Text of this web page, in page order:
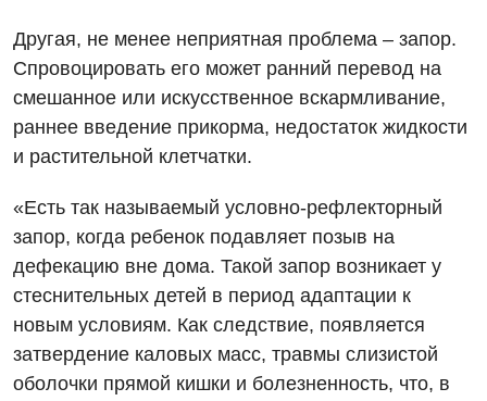
Детская неврология
Детская ортопедия и травматология
Детская оториноларингология
Детская урология
Детская хирургия
Детская эндокринология
Педиатрия
Другая, не менее неприятная проблема – запор.
Спровоцировать его может ранний перевод на
смешанное или искусственное вскармливание,
раннее введение прикорма, недостаток жидкости
и растительной клетчатки.
«Есть так называемый условно-рефлекторный
запор, когда ребенок подавляет позыв на
дефекацию вне дома. Такой запор возникает у
стеснительных детей в период адаптации к
новым условиям. Как следствие, появляется
затвердение каловых масс, травмы слизистой
оболочки прямой кишки и болезненность, что, в